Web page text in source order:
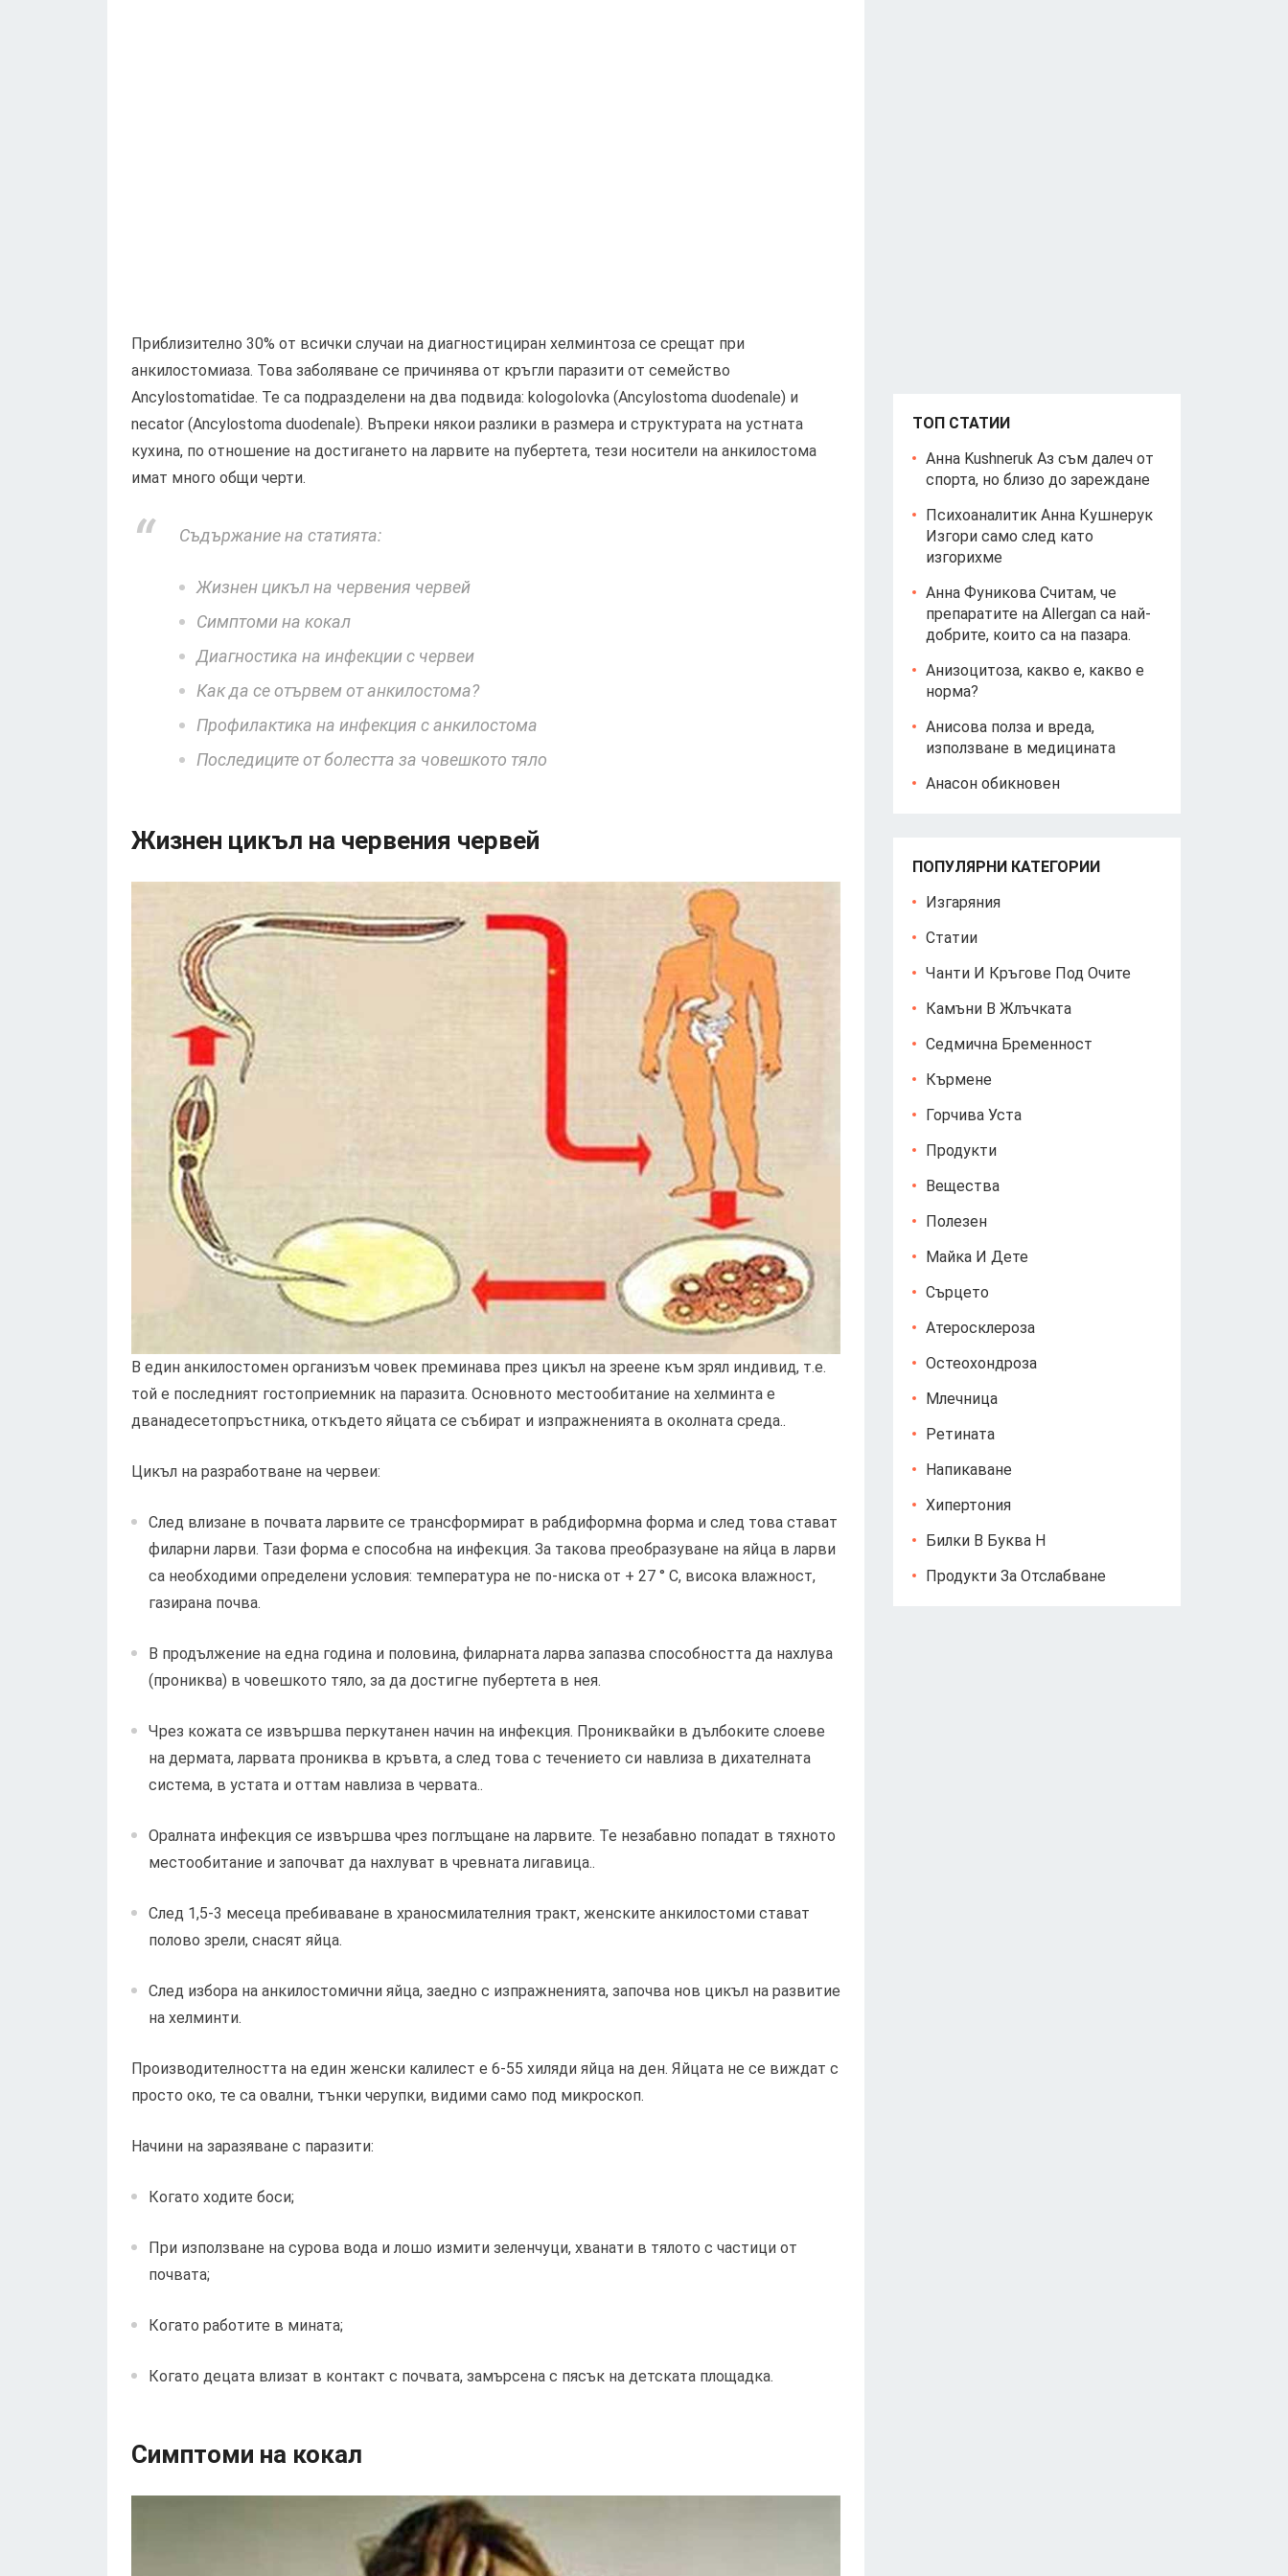
Приблизително 30% от всички случаи на диагностициран хелминтоза се срещат при
анкилостомиаза. Това заболяване се причинява от кръгли паразити от семейство
Ancylostomatidae. Те са подразделени на два подвида: kologolovka (Ancylostoma duodenale) и
necator (Ancylostoma duodenale). Въпреки някои разлики в размера и структурата на устната
кухина, по отношение на достигането на ларвите на пубертета, тези носители на анкилостома
имат много общи черти.
Съдържание на статията:
Жизнен цикъл на червения червей
Симптоми на кокал
Диагностика на инфекции с червеи
Как да се отървем от анкилостома?
Профилактика на инфекция с анкилостома
Последиците от болестта за човешкото тяло
Жизнен цикъл на червения червей
В един анкилостомен организъм човек преминава през цикъл на зреене към зрял индивид, т.е.
той е последният гостоприемник на паразита. Основното местообитание на хелминта е
дванадесетопръстника, откъдето яйцата се събират и изпражненията в околната среда..
Цикъл на разработване на червеи:
След влизане в почвата ларвите се трансформират в рабдиформна форма и след това стават
филарни ларви. Тази форма е способна на инфекция. За такова преобразуване на яйца в ларви
са необходими определени условия: температура не по-ниска от + 27 ° C, висока влажност,
газирана почва.
В продължение на една година и половина, филарната ларва запазва способността да нахлува
(прониква) в човешкото тяло, за да достигне пубертета в нея.
Чрез кожата се извършва перкутанен начин на инфекция. Прониквайки в дълбоките слоеве
на дермата, ларвата прониква в кръвта, а след това с течението си навлиза в дихателната
система, в устата и оттам навлиза в червата..
Оралната инфекция се извършва чрез поглъщане на ларвите. Те незабавно попадат в тяхното
местообитание и започват да нахлуват в чревната лигавица..
След 1,5-3 месеца пребиваване в храносмилателния тракт, женските анкилостоми стават
полово зрели, снасят яйца.
След избора на анкилостомични яйца, заедно с изпражненията, започва нов цикъл на развитие
на хелминти.
Производителността на един женски калилест е 6-55 хиляди яйца на ден. Яйцата не се виждат с
просто око, те са овални, тънки черупки, видими само под микроскоп.
Начини на заразяване с паразити:
Когато ходите боси;
При използване на сурова вода и лошо измити зеленчуци, хванати в тялото с частици от
почвата;
Когато работите в мината;
Когато децата влизат в контакт с почвата, замърсена с пясък на детската площадка.
Симптоми на кокал
ТОП СТАТИИ
Анна Kushneruk Аз съм далеч от
спорта, но близо до зареждане
Психоаналитик Анна Кушнерук
Изгори само след като
изгорихме
Анна Фуникова Считам, че
препаратите на Allergan са най-
добрите, които са на пазара.
Анизоцитоза, какво е, какво е
норма?
Анисова полза и вреда,
използване в медицината
Анасон обикновен
ПОПУЛЯРНИ КАТЕГОРИИ
Изгаряния
Статии
Чанти И Кръгове Под Очите
Камъни В Жлъчката
Седмична Бременност
Кърмене
Горчива Уста
Продукти
Вещества
Полезен
Майка И Дете
Сърцето
Атеросклероза
Остеохондроза
Млечница
Ретината
Напикаване
Хипертония
Билки В Буква Н
Продукти За Отслабване